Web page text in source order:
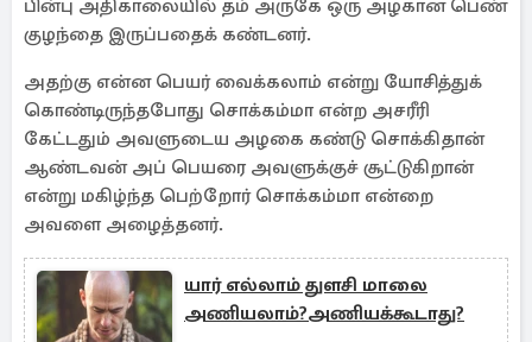
பின்பு அதிகாலையில் தம் அருகே ஒரு அழகான பெண்
குழந்தை இருப்பதைக் கண்டனர்.
அதற்கு என்ன பெயர் வைக்கலாம் என்று யோசித்துக்
கொண்டிருந்தபோது சொக்கம்மா என்ற அசரீரி
கேட்டதும் அவளுடைய அழகை கண்டு சொக்கிதான்
ஆண்டவன் அப் பெயரை அவளுக்குச் சூட்டுகிறான்
என்று மகிழ்ந்த பெற்றோர் சொக்கம்மா என்றை
அவளை அழைத்தனர்.
யார் எல்லாம் துளசி மாலை
அணியலாம்?அணியக்கூடாது?